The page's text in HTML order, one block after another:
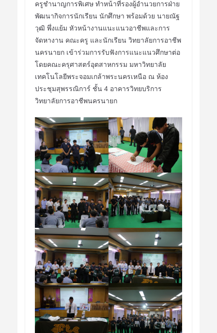
ครูชำนาญการพิเศษ ทำหน้าที่รองผู้อำนวยการฝ่าย
พัฒนากิจการนักเรียน นักศึกษา พร้อมด้วย นายณัฐ
วุฒิ พึ่งแย้ม หัวหน้างานแนะแนวอาชีพและการ
จัดหางาน คณะครู และนักเรียน วิทยาลัยการอาชีพ
นครนายก เข้าร่วมการรับฟังการแนะแนวศึกษาต่อ
โดยคณะครุศาสตร์อุตสาหกรรม มหาวิทยาลัย
เทคโนโลยีพระจอมเกล้าพระนครเหนือ ณ ห้อง
ประชุมสุพรรณิการ์ ชั้น 4 อาคารวิทยบริการ
วิทยาลัยการอาชีพนครนายก